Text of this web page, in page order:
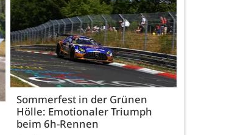
Sommerfest in der Grünen
Hölle: Emotionaler Triumph
beim 6h-Rennen